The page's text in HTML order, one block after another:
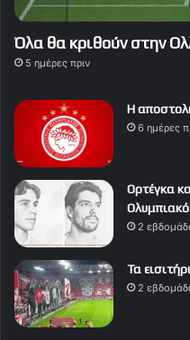
Όλα θα κριθούν στην
5 ημέρες πριν
Η
6 ημέρες
Ορτέγκα
2
Τα
2